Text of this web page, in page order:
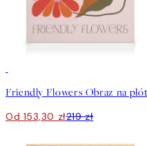
Od 153,30 zł219 zł